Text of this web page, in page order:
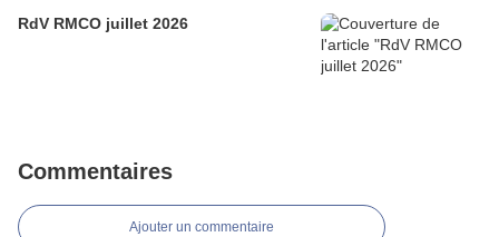
RdV RMCO juillet 2026
Commentaires
Ajouter un commentaire